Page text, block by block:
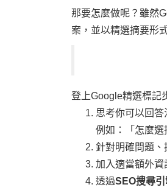
那要怎麼做呢？雖然
案，並以精選摘要形
登上Google精選標記
思考你可以回答
例如：「怎麼選
針對明確問題
加入適當額外
透過SEO搜尋